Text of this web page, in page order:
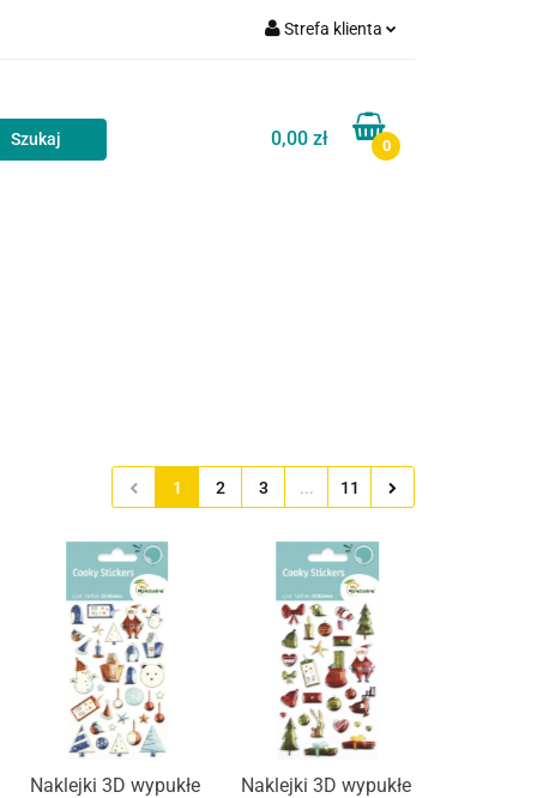
Strefa klienta
Zarejestruj się
Dodaj zgłoszenie
0,00 zł 0
1 2 3 ... 11
Naklejki 3D wypukłe
Naklejki 3D wypukłe